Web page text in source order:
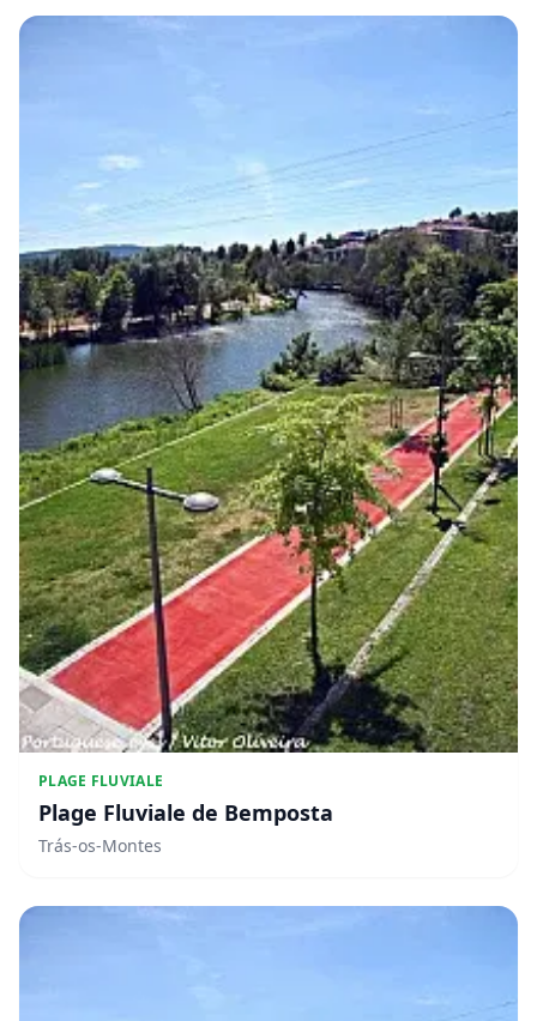
PLAGE FLUVIALE
Plage Fluviale de Bemposta
Trás-os-Montes